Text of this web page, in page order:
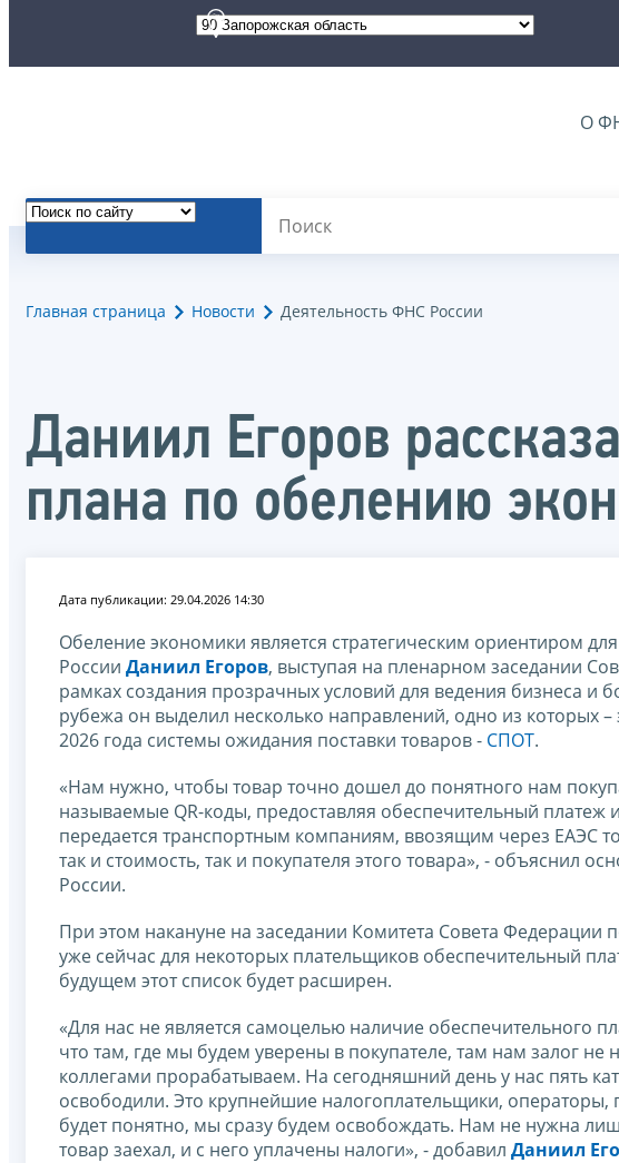
О
Главная страница Новости Деятельность ФНС России
Даниил Егоров
плана по обелению
Дата публикации: 29.04.2026 14:30
Обеление экономики является стратегическим ориентиром
России Даниил Егоров, выступая на пленарном заседании
рамках создания прозрачных условий для ведения бизнеса и
рубежа он выделил несколько направлений, одно из которых
2026 года системы ожидания поставки товаров - СПОТ.
«Нам нужно, чтобы товар точно дошел до понятного нам
называемые QR-коды, предоставляя обеспечительный платеж
передается транспортным компаниям, ввозящим через ЕАЭС
так и стоимость, так и покупателя этого товара», - объяснил
России.
При этом накануне на заседании Комитета Совета
уже сейчас для некоторых плательщиков обеспечительный
будущем этот список будет расширен.
«Для нас не является самоцелью наличие обеспечительного
что там, где мы будем уверены в покупателе, там нам залог
коллегами прорабатываем. На сегодняшний день у нас пять
освободили. Это крупнейшие налогоплательщики,
будет понятно, мы сразу будем освобождать. Нам не нужна
товар заехал, и с него уплачены налоги», - добавил Даниил